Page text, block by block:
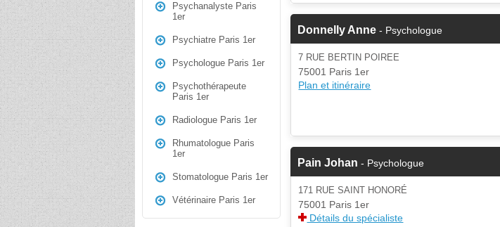
Psychanalyste Paris
1er
Psychiatre Paris 1er
Psychologue Paris 1er
Psychothérapeute
Paris 1er
Radiologue Paris 1er
Rhumatologue Paris
1er
Stomatologue Paris 1er
Vétérinaire Paris 1er
Donnelly Anne - Psychologue
7 RUE BERTIN POIREE
75001 Paris 1er
Plan et itinéraire
Pain Johan - Psychologue
Cette fiche est la propriété
d'un membre.
Si vous êtes ce membre, mettez
jour ces informations sur
171 RUE SAINT HONORÉ
75001 Paris 1er
Détails du spécialiste